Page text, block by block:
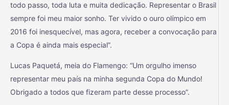
todo passo, toda luta e muita dedicação. Representar o Brasil
sempre foi meu maior sonho. Ter vivido o ouro olímpico em
2016 foi inesquecível, mas agora, receber a convocação para
a Copa é ainda mais especial”.
Lucas Paquetá, meia do Flamengo: “Um orgulho imenso
representar meu país na minha segunda Copa do Mundo!
Obrigado a todos que fizeram parte desse processo”.